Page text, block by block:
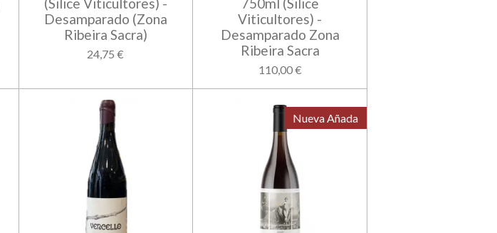
Desamparado (Zona
Ribeira Sacra)
24,75 €
Viticultores) -
Desamparado Zona
Ribeira Sacra
110,00 €
Nueva Añada